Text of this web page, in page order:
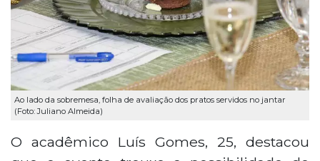
Ao lado da sobremesa, folha de avaliação dos pratos servidos no jantar
(Foto: Juliano Almeida)
O acadêmico Luís Gomes, 25, destacou